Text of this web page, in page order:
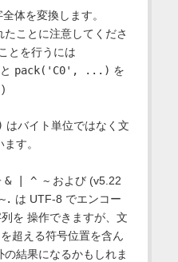
体を変換します。
ことに注意してくださ
とを行うには
と pack('C0', ...) を
はバイト単位ではなく文
す。
& | ^ ~および (v5.22
は UTF-8 でエンコー
を 操作できますが、文
超える符号位置を含ん
結果になるかもしれま